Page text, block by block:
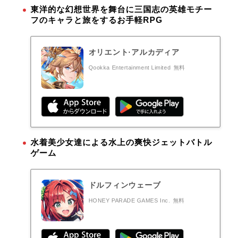
東洋的な幻想世界を舞台に三国志の英雄モチー
フのキャラと旅をするお手軽RPG
オリエント·アルカディア
Qookka Entertainment Limited 無料
水着美少女達による水上の爽快ジェットバトル
ゲーム
ドルフィンウェーブ
HONEY PARADE GAMES Inc. 無料